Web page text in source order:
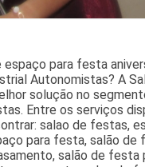
espaço para festa
Autonomistas? A
solução no
Entre os serviços
salao de festas,
para festa, salão de
salão de festa